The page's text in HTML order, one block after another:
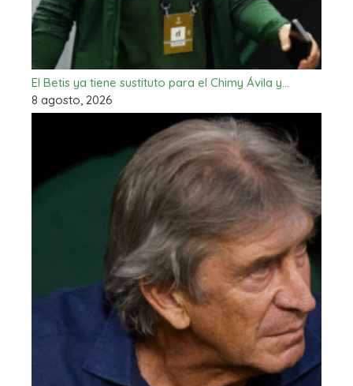
El Betis ya tiene sustituto para el Chimy Ávila y…
8 agosto, 2026